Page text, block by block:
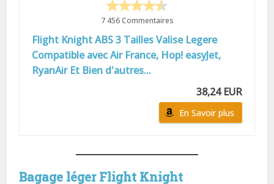
7 456 Commentaires
Flight Knight ABS 3 Tailles Valise Legere
Compatible avec Air France, Hop! easyJet,
RyanAir Et Bien d'autres...
38,24 EUR
En Savoir plus
Bagage léger Flight Knight